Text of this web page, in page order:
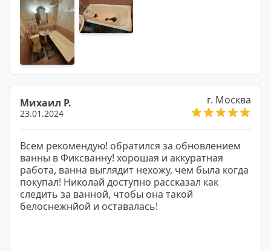
Михаил Р.
23.01.2024
г. Москва
Всем рекомендую! обратился за обновлением
ванны в Фиксванну! хорошая и аккуратная
работа, ванна выглядит нехожу, чем была когда
покупал! Николай доступно рассказал как
следить за ванной, чтобы она такой
белоснежнйой и оставалась!